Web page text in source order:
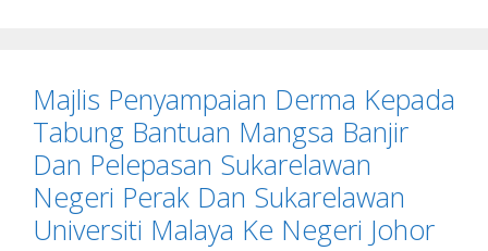
Majlis Penyampaian Derma Kepada
Tabung Bantuan Mangsa Banjir
Dan Pelepasan Sukarelawan
Negeri Perak Dan Sukarelawan
Universiti Malaya Ke Negeri Johor